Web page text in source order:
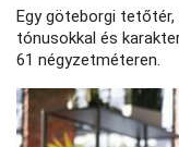
Egy göteborgi
tónusokkal és
61 négyzetméteren.